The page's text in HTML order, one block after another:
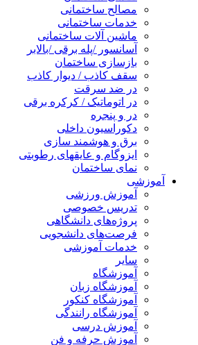
مصالح ساختمانی
خدمات ساختمانی
ماشین آلات ساختمانی
آسانسور /پله برقی /بالابر
بازسازی ساختمان
سقف کاذب / دیوار کاذب
در ضد سرقت
در اتوماتیک / کرکره برقی
در و پنجره
دکوراسیون داخلی
برق و هوشمند سازی
ایزوگام و عایقهای رطوبتی
نمای ساختمان
آموزشی
آموزش ورزشی
تدریس خصوصی
پروژه‌های دانشگاهی
فرصت‌های دانشجویی
خدمات آموزشی
سایر
آموزشگاه
آموزشگاه زبان
آموزشگاه کنکور
آموزشگاه رانندگی
آموزش درسی
آموزش حرفه و فن